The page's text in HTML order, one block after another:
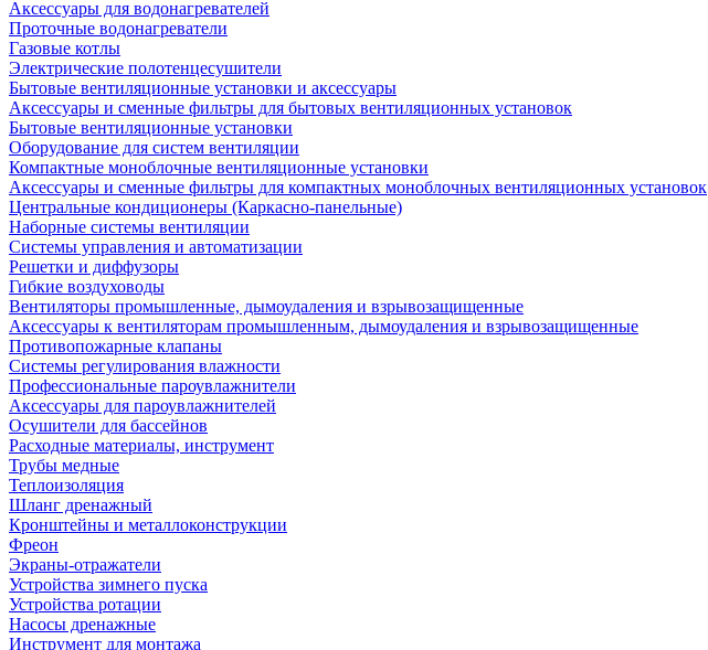
Аксессуары для водонагревателей
Проточные водонагреватели
Газовые котлы
Электрические полотенцесушители
Бытовые вентиляционные установки и аксессуары
Аксессуары и сменные фильтры для бытовых вентиляционных установок
Бытовые вентиляционные установки
Оборудование для систем вентиляции
Компактные моноблочные вентиляционные установки
Аксессуары и сменные фильтры для компактных моноблочных вентиляционных установок
Центральные кондиционеры (Каркасно-панельные)
Наборные системы вентиляции
Системы управления и автоматизации
Решетки и диффузоры
Гибкие воздуховоды
Вентиляторы промышленные, дымоудаления и взрывозащищенные
Аксессуары к вентиляторам промышленным, дымоудаления и взрывозащищенные
Противопожарные клапаны
Системы регулирования влажности
Профессиональные пароувлажнители
Аксессуары для пароувлажнителей
Осушители для бассейнов
Расходные материалы, инструмент
Трубы медные
Теплоизоляция
Шланг дренажный
Кронштейны и металлоконструкции
Фреон
Экраны-отражатели
Устройства зимнего пуска
Устройства ротации
Насосы дренажные
Инструмент для монтажа